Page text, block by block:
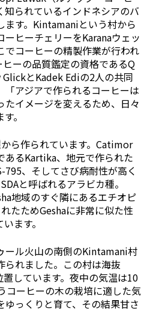
知られているインドネシアのバ
ます。Kintamaniという村から
ヒーチェリーをKaranaウェッ
でコーヒーの精製作業が行われ
ヒーの品質鑑定の資格であるQ
とKadek Ediの2人の共同
アジアで作られるコーヒーは
たイメージを変えるため、日々
。
ら作られています。Catimor
あるKartika、地元で作られた
、そしてさび病耐性が高く
と呼ばれるアラビカ種。
地域のすぐ隣にあるエチオピ
たためGeshaに非常に似た性
ます。
ール火山の南側のKintamani村
られました。この村は海抜
しています。夜中の気温は10
コーヒーの木の栽培に適した気
っくりと育て、その結果甘さ